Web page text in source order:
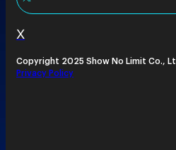
X
Copyright 2025 Show No Limit Co.,
Privacy Policy